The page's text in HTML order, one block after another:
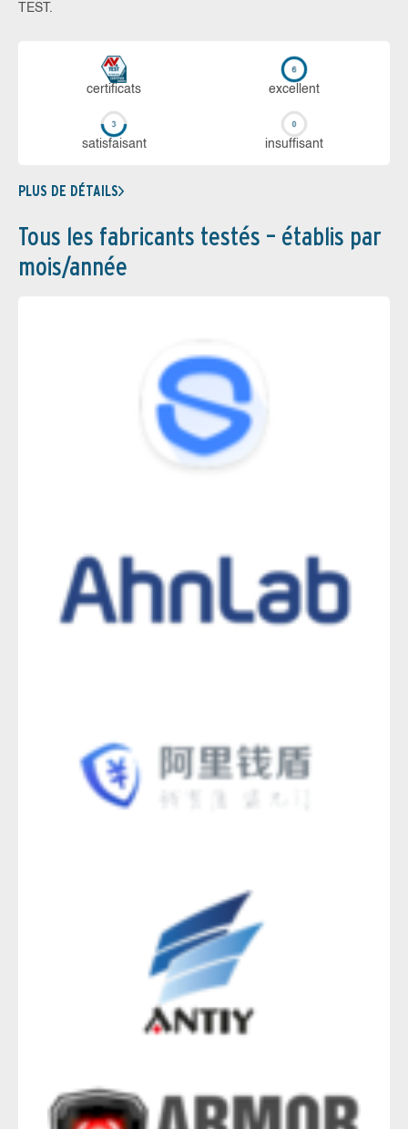
TEST.
certi­ficats ex­cellent
sa­tis­fai­sant in­suf­fi­sant
PLUS DE DÉTAILS
Tous les fabricants testés – établis par
mois/année